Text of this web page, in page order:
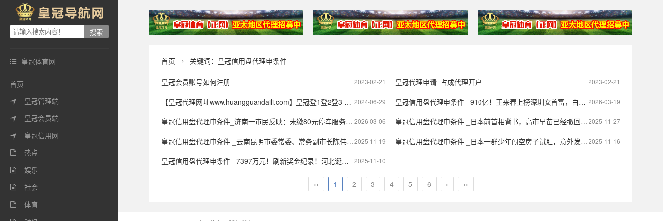
 皇冠体育网
首页
 皇冠管理端
 皇冠会员端
 皇冠信用网
 热点
 娱乐
 社会
 体育
首页  关键词：皇冠信用盘代理申条件
2023-02-21
皇冠会员账号如何注册 2023-02-21
皇冠代理申请_占成代理开户
2024-06-29
【皇冠代理网址www.huangguandaili.com】皇冠登1登2登3 代理「皇冠正网www.hg0088.com」代理注册 2026-03-19
皇冠信用盘代理申条件 _910亿！王来春上榜深圳女首富，白手起家女企业家深圳最多
2026-03-06
皇冠信用盘代理申条件_济南一市民反映：未缴80元停车服务费车辆难出小区，多方回应来了 2025-11-27
皇冠信用盘代理申条件 _日本前首相背书，高市早苗已经撤回了涉台言论？中方4个字拆穿日本心态！
2025-11-19
皇冠信用盘代理申条件 _云南昆明市委常委、常务副市长陈伟主动投案 2025-11-16
皇冠信用盘代理申条件 _日本一群少年闯空房子试胆，意外发现460万元现金，并占为己有
2025-11-10
皇冠信用盘代理申条件 _7397万元！刷新奖金纪录！河北诞生一位千万富翁！
‹‹ 1 2 3 4 5 6 › ››